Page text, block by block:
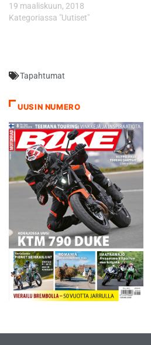
varsin suosituksi ja lämmin
auringonpaiste helli…
vaikeus ja kallis hinta. On
vaikeaa perustella tuhansien
haluaa madaltaa
aloituskynnystä tarjoamalla
jäsenistönsä käyttöön
MotOrgBikeksi ristityn
Kawasaki ER-6n -pyörän. –
MotOrgBikessä on ABS-
jarrut ja se on madallettu,
joten…
19 maaliskuun, 2018
Kategoriassa "Uutiset"
Tapahtumat
UUSIN NUMERO